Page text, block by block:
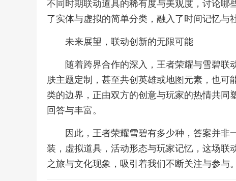
不同时期联动道具的稀有度与美观度，讨论哪
了实体与虚拟的简单分类，融入了时间记忆与
未来展望，联动创新的无限可能
随着跨界合作的深入，王者荣耀与雪碧联
肤主题定制，甚至共创英雄或地图元素，也
类的边界，正由双方的创意与玩家的热情共同
回答与丰富。
因此，王者荣耀雪碧有多少种，答案并
装，虚拟道具，活动形态与玩家记忆，这场联
之旅与文化现象，吸引着我们不断关注与参与。